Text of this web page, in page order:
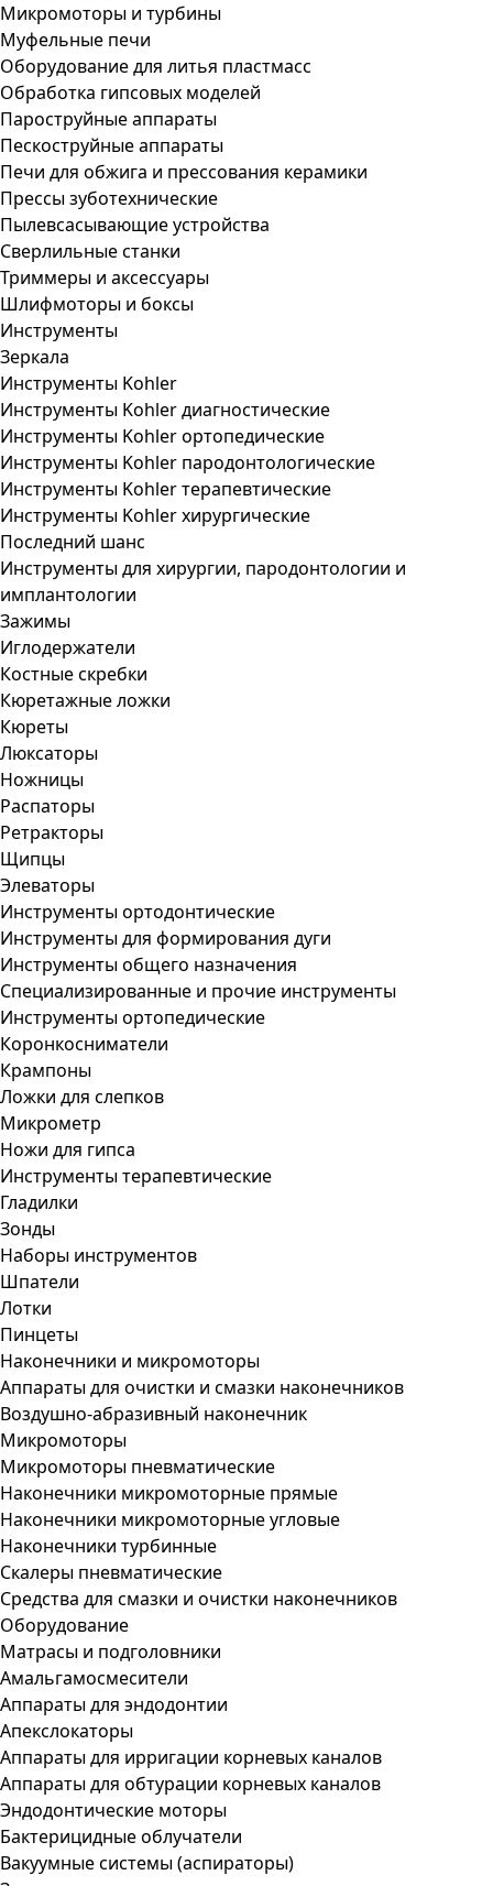
Микромоторы и турбины
Муфельные печи
Оборудование для литья пластмасс
Обработка гипсовых моделей
Пароструйные аппараты
Пескоструйные аппараты
Печи для обжига и прессования керамики
Прессы зуботехнические
Пылевсасывающие устройства
Сверлильные станки
Триммеры и аксессуары
Шлифмоторы и боксы
Инструменты
Зеркала
Инструменты Kohler
Инструменты Kohler диагностические
Инструменты Kohler ортопедические
Инструменты Kohler пародонтологические
Инструменты Kohler терапевтические
Инструменты Kohler хирургические
Последний шанс
Инструменты для хирургии, пародонтологии и
имплантологии
Зажимы
Иглодержатели
Костные скребки
Кюретажные ложки
Кюреты
Люксаторы
Ножницы
Распаторы
Ретракторы
Щипцы
Элеваторы
Инструменты ортодонтические
Инструменты для формирования дуги
Инструменты общего назначения
Специализированные и прочие инструменты
Инструменты ортопедические
Коронкосниматели
Крампоны
Ложки для слепков
Микрометр
Ножи для гипса
Инструменты терапевтические
Гладилки
Зонды
Наборы инструментов
Шпатели
Лотки
Пинцеты
Наконечники и микромоторы
Аппараты для очистки и смазки наконечников
Воздушно-абразивный наконечник
Микромоторы
Микромоторы пневматические
Наконечники микромоторные прямые
Наконечники микромоторные угловые
Наконечники турбинные
Скалеры пневматические
Средства для смазки и очистки наконечников
Оборудование
Матрасы и подголовники
Амальгамосмесители
Аппараты для эндодонтии
Апекслокаторы
Аппараты для ирригации корневых каналов
Аппараты для обтурации корневых каналов
Эндодонтические моторы
Бактерицидные облучатели
Вакуумные системы (аспираторы)